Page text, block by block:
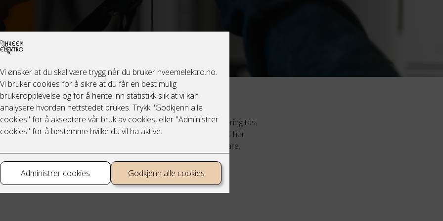
stadig en viktigere del av elektrikeres hverdag. Ved termografering tas
med infrarød teknikk, for å oppdage om deler av anlegget har
temperatur. På denne måten kan man avdekke tegn på brannfare.
er eksperter på termografi, og kan gjennomføre både
og utbedringer på dine el-anlegg.